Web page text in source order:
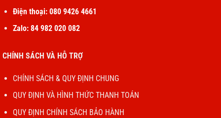
Điện thoại: 080 9426 4661
Zalo: 84 982 020 082
CHÍNH SÁCH VÀ HỖ TRỢ
CHÍNH SÁCH & QUY ĐỊNH CHUNG
QUY ĐỊNH VÀ HÌNH THỨC THANH TOÁN
QUY ĐỊNH CHÍNH SÁCH BẢO HÀNH